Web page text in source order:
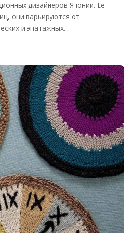
дизайнеров Японии. Её
они варьируются от
и эпатажных.